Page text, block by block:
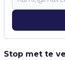
Stop met te